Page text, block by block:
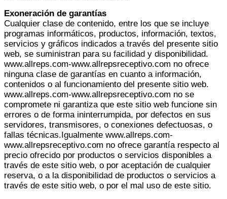
Exoneración de garantías
Cualquier clase de contenido, entre los que se incluye
programas informáticos, productos, información, textos,
servicios y gráficos indicados a través del presente sitio
web, se suministran para su facilidad y disponibilidad.
www.allreps.com-www.allrepsreceptivo.com no ofrece
ninguna clase de garantías en cuanto a información,
contenidos o al funcionamiento del presente sitio web.
www.allreps.com-www.allrepsreceptivo.com no se
compromete ni garantiza que este sitio web funcione sin
errores o de forma ininterrumpida, por defectos en sus
servidores, transmisores, o conexiones defectuosas, o
fallas técnicas.Igualmente www.allreps.com-
www.allrepsreceptivo.com no ofrece garantía respecto al
precio ofrecido por productos o servicios disponibles a
través de este sitio web, o por aceptación de cualquier
reserva, o a la disponibilidad de productos o servicios a
través de este sitio web, o por el mal uso de este sitio.